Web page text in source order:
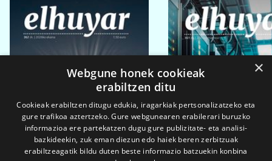
×
Webgune honek cookieak
erabiltzen ditu
Cookieak erabiltzen ditugu edukia, iragarkiak pertsonalizatzeko eta
gure trafikoa aztertzeko. Gure webgunearen erabilerari buruzko
informazioa ere partekatzen dugu gure publizitate- eta analisi-
bazkideekin, zuk eman diezun edo haiek beren zerbitzuak
erabiltzeagatik bildu duten beste informazio batzuekin konbina